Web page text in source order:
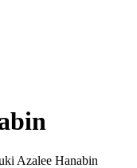
Azalee Hanabin